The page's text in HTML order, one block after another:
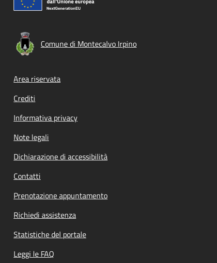
Comune di Montecalvo Irpino
Footer menu
Area riservata
Crediti
Informativa privacy
Note legali
Dichiarazione di accessibilità
Contatti
Prenotazione appuntamento
Richiedi assistenza
Statistiche del portale
Leggi le FAQ